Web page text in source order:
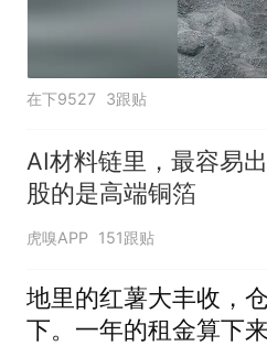
在下9527 3跟贴
AI材料链里，最容易
股的是高端铜箔
虎嗅APP 151跟贴
地里的红薯大丰收，
下。一年的租金算下